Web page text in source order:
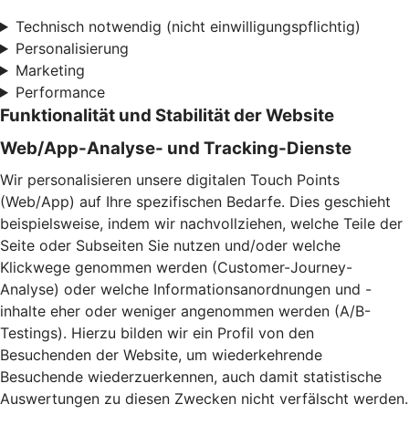
Technisch notwendig (nicht einwilligungspflichtig)
Personalisierung
Marketing
Performance
Funktionalität und Stabilität der Website
Web/App-Analyse- und Tracking-Dienste
Wir personalisieren unsere digitalen Touch Points
(Web/App) auf Ihre spezifischen Bedarfe. Dies geschieht
beispielsweise, indem wir nachvollziehen, welche Teile der
Seite oder Subseiten Sie nutzen und/oder welche
Klickwege genommen werden (Customer-Journey-
Analyse) oder welche Informationsanordnungen und -
inhalte eher oder weniger angenommen werden (A/B-
Testings). Hierzu bilden wir ein Profil von den
Besuchenden der Website, um wiederkehrende
Besuchende wiederzuerkennen, auch damit statistische
Auswertungen zu diesen Zwecken nicht verfälscht werden.